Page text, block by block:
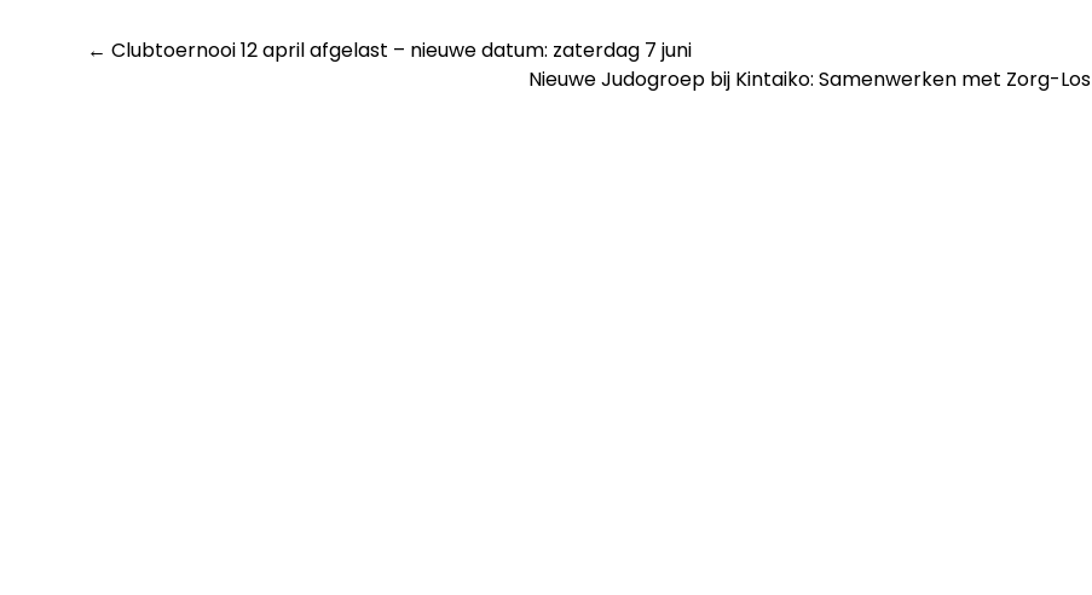
Post
← Clubtoernooi 12 april afgelast – nieuwe datum: zaterdag 7 juni
Nieuwe Judogroep bij Kintaiko: Samenwerken met Zorg-Los